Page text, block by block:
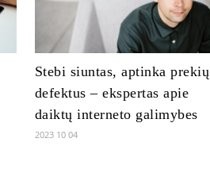
Stebi siuntas, aptinka prekių
defektus – ekspertas apie
daiktų interneto galimybes
2023 10 04